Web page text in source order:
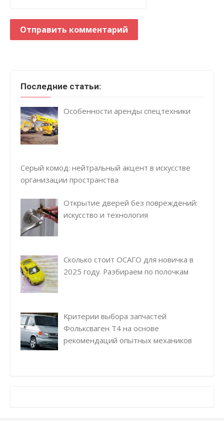
Последние статьи:
Особенности аренды спецтехники
Серый комод: нейтральный акцент в искусстве
организации пространства
Открытие дверей без повреждений:
искусство и технология
Сколько стоит ОСАГО для новичка в
2025 году. Разбираем по полочкам
Критерии выбора запчастей
Фольксваген Т4 на основе
рекомендаций опытных механиков